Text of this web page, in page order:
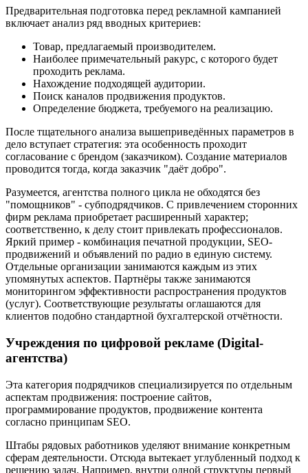
Предварительная подготовка перед рекламной кампанией
включает анализ ряд вводных критериев:
Товар, предлагаемый производителем.
Наиболее примечательный ракурс, с которого будет
проходить реклама.
Нахождение подходящей аудитории.
Поиск каналов продвижения продуктов.
Определение бюджета, требуемого на реализацию.
После тщательного анализа вышеприведённых параметров в
дело вступает стратегия: эта особенность проходит
согласование с брендом (заказчиком). Создание материалов
проводится тогда, когда заказчик "даёт добро".
Разумеется, агентства полного цикла не обходятся без
"помощников" - субподрядчиков. С привлечением сторонних
фирм реклама приобретает расширенный характер;
соответственно, к делу стоит привлекать профессионалов.
Яркий пример - комбинация печатной продукции, SEO-
продвижений и объявлений по радио в единую систему.
Отдельные организации занимаются каждым из этих
упомянутых аспектов. Партнёры также занимаются
мониторингом эффективности распространения продуктов
(услуг). Соответствующие результаты оглашаются для
клиентов подобно стандартной бухгалтерской отчётности.
Учреждения по цифровой рекламе (Digital-
агентства)
Эта категория подрядчиков специализируется по отдельным
аспектам продвижения: построение сайтов,
программирование продуктов, продвижение контента
согласно принципам SEO.
Штабы рядовых работников уделяют внимание конкретным
сферам деятельности. Отсюда вытекает углубленный подход к
решению задач. Например, внутри одной структуры первый